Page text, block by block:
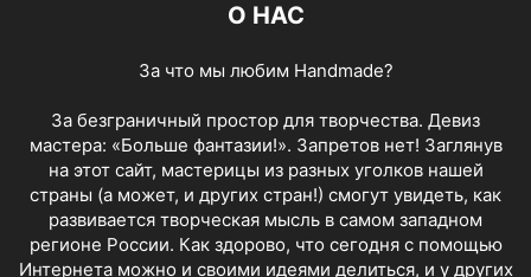
О НАС
За что мы любим Handmade?
За безграничный простор для творчества. Девиз
мастера: «Больше фантазии!». Запретов нет! Заглянув
на этот сайт, мастерицы из разных уголков нашей
страны (а может, и других стран!) смогут увидеть, как
развивается творческая мысль в самом западном
регионе России. Как здорово, что сегодня с помощью
Интернета можно и своими идеями делиться, и у других